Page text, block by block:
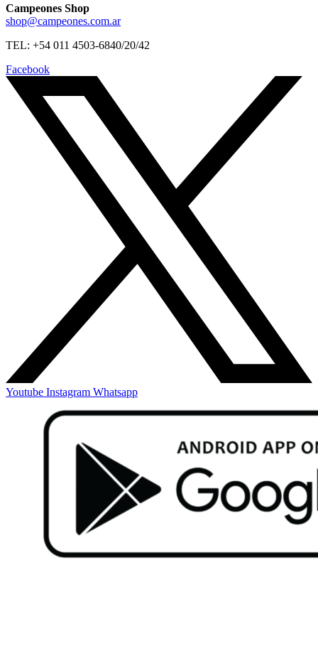
Campeones Shop
shop@campeones.com.ar
TEL: +54 011 4503-6840/20/42
Facebook
Youtube Instagram Whatsapp